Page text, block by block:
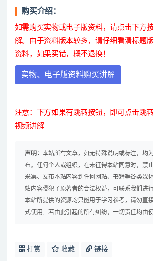
购买介绍：
如需购买实物或电子版资料，请点击下方
解。由于资料版本较多，请仔细看清标题
资料，如果买错，概不退换！
实物、电子版资料购买讲解
注意：下方如果有跳转按钮，即可点击跳
视频讲解
声明： 本站所有文章，如无特殊说明或标注，均
布。任何个人或组织，在未征得本站同意时，禁
采集、发布本站内容到任何网站、书籍等各类媒
站内容侵犯了原著者的合法权益，可联系我们进
本站所提供的资源均只能用于学习参考，请勿直
式使用，若由此引起的所有纠纷，一切责任均由
打赏 收藏 链接